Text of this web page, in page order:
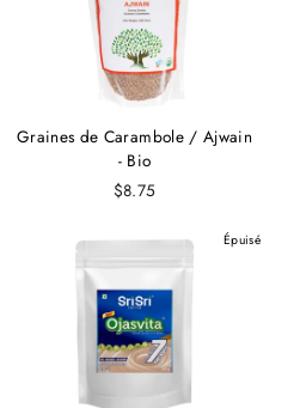
Graines de Carambole / Ajwain
- Bio
$8.75
Épuisé